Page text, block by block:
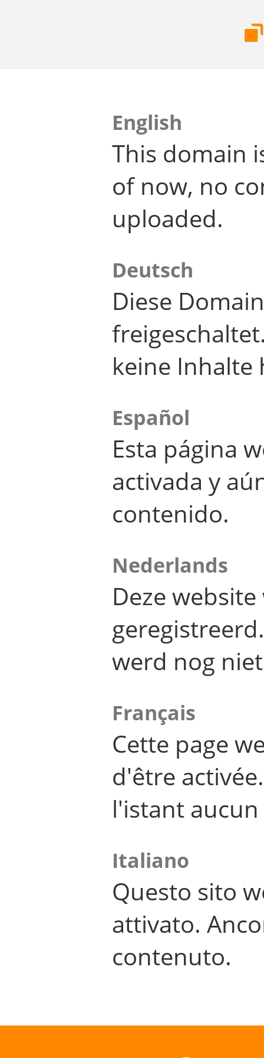
English
This domain
of now, no
uploaded.
Deutsch
Diese
keine Inhalte
Español
Esta página
activada y
contenido.
Nederlands
Deze
werd nog
Français
Cette page
d'être
l'istant
Italiano
Questo sito
attivato.
contenuto.